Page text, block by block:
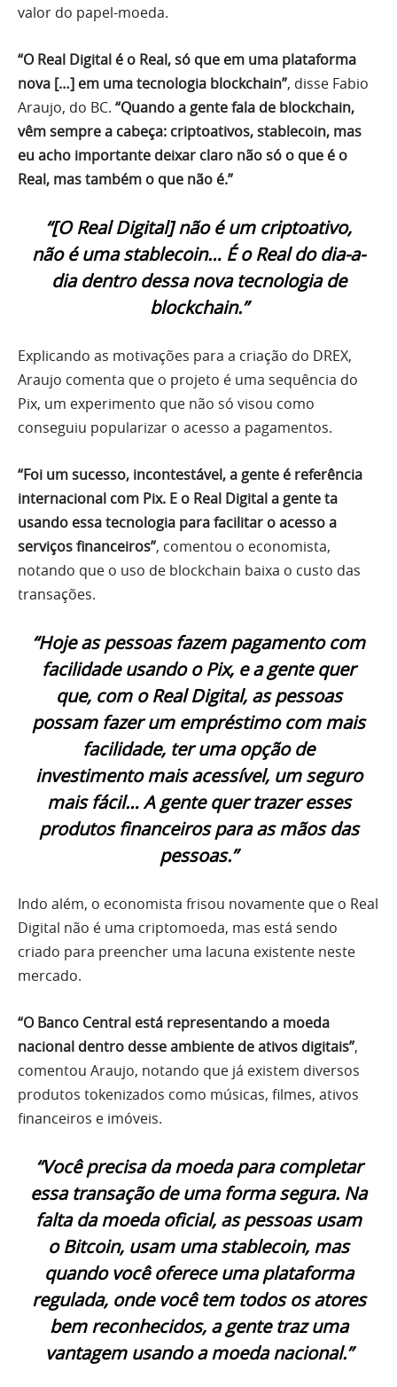
valor do papel-moeda.
“O Real Digital é o Real, só que em uma plataforma
nova […] em uma tecnologia blockchain”, disse Fabio
Araujo, do BC. “Quando a gente fala de blockchain,
vêm sempre a cabeça: criptoativos, stablecoin, mas
eu acho importante deixar claro não só o que é o
Real, mas também o que não é.”
“[O Real Digital] não é um criptoativo,
não é uma stablecoin… É o Real do dia-a-
dia dentro dessa nova tecnologia de
blockchain.”
Explicando as motivações para a criação do DREX,
Araujo comenta que o projeto é uma sequência do
Pix, um experimento que não só visou como
conseguiu popularizar o acesso a pagamentos.
“Foi um sucesso, incontestável, a gente é referência
internacional com Pix. E o Real Digital a gente ta
usando essa tecnologia para facilitar o acesso a
serviços financeiros”, comentou o economista,
notando que o uso de blockchain baixa o custo das
transações.
“Hoje as pessoas fazem pagamento com
facilidade usando o Pix, e a gente quer
que, com o Real Digital, as pessoas
possam fazer um empréstimo com mais
facilidade, ter uma opção de
investimento mais acessível, um seguro
mais fácil… A gente quer trazer esses
produtos financeiros para as mãos das
pessoas.”
Indo além, o economista frisou novamente que o Real
Digital não é uma criptomoeda, mas está sendo
criado para preencher uma lacuna existente neste
mercado.
“O Banco Central está representando a moeda
nacional dentro desse ambiente de ativos digitais”,
comentou Araujo, notando que já existem diversos
produtos tokenizados como músicas, filmes, ativos
financeiros e imóveis.
“Você precisa da moeda para completar
essa transação de uma forma segura. Na
falta da moeda oficial, as pessoas usam
o Bitcoin, usam uma stablecoin, mas
quando você oferece uma plataforma
regulada, onde você tem todos os atores
bem reconhecidos, a gente traz uma
vantagem usando a moeda nacional.”